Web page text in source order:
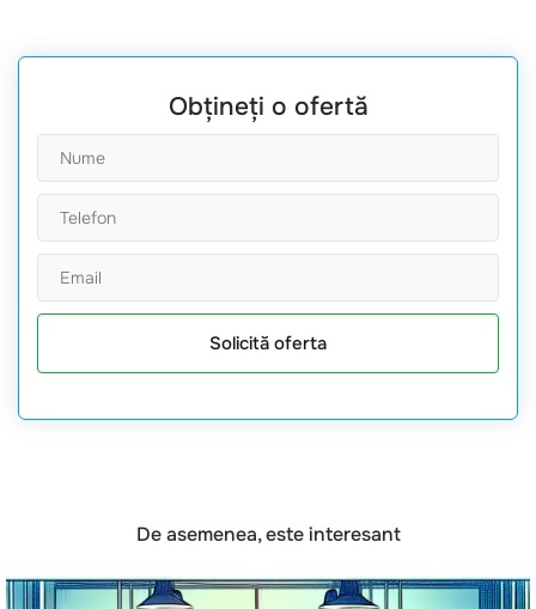
Obțineți o ofertă
Solicită oferta
De asemenea, este interesant